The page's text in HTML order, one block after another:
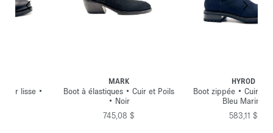
Boot à élastiques • Cuir et Poils
Boot zippée • Cuir Velours •
Bleu Marine